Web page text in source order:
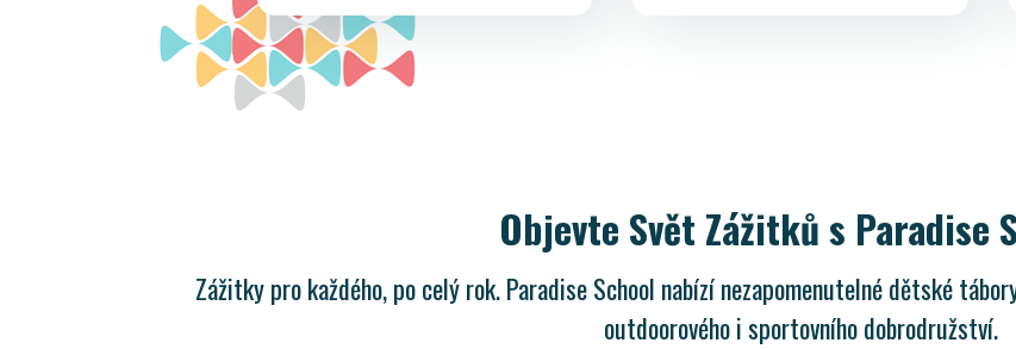
přihlásit Paradise účtem
zpět
Objevte Svět Zážitků s Paradise
Zážitky pro každého, po celý rok. Paradise School nabízí nezapomenutelné dětské
outdoorového i sportovního dobrodružství.